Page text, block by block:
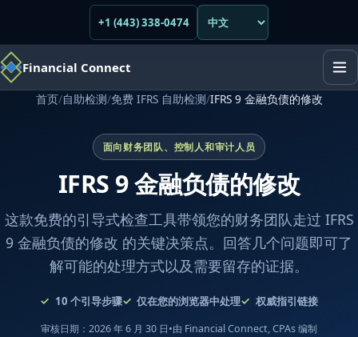
+1 (443) 338-0474
Financial Connect
首页/自助检测/免费 IFRS 自助检测/IFRS 9 金融负债的修改
面向财务团队、控制人和审计人员
IFRS 9 金融负债的修改
这款免费的引导式检查工具带领您的财务团队走过 IFRS
9 金融负债的修改 的关键决策点。回答几个问题即可了
解可能的处理方式以及需要留存的证据。
10 个引导步骤 仅在您的浏览器中处理 权威指引链接
审核日期：2026 年 6 月 30 日•由 Financial Connect, CPAs 编制